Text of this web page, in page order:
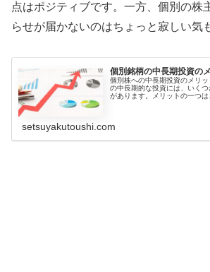
点はポジティブです。一方、個別の株
らせが届かないのはちょっと寂しい気
個別銘柄の中長期投資の
個別株への中長期投資のメリ
の中長期的な投資には、いく
があります。メリットの一つ
setsuyakutoushi.com